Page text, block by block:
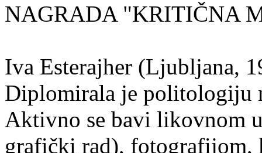
NAGRADA "KRITIČNA
Iva Esterajher (Ljubljana,
Diplomirala je politologiju
Aktivno se bavi likovnom
grafički rad), fotografijom,